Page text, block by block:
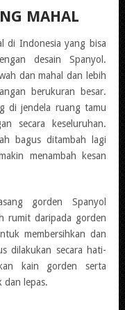
MAHAL
di Indonesia yang bisa
desain Spanyol.
dan mahal dan lebih
berukuran besar.
di jendela ruang tamu
secara keseluruhan.
bagus ditambah lagi
menambah kesan
gorden Spanyol
rumit daripada gorden
membersihkan dan
dilakukan secara hati-
kain gorden serta
dan lepas.